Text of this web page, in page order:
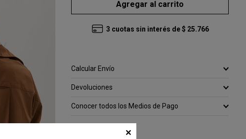
Agregar al carrito
3 cuotas sin interés de $ 25.766
Calcular Envío
Devoluciones
Conocer todos los Medios de Pago
✕